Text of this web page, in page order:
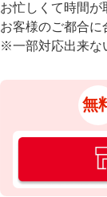
お忙しくて時間が
お客様のご都合に
※一部対応出来な
無
カ
タ